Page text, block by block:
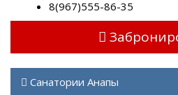
8(967)555-86-35
Санатории Анапы